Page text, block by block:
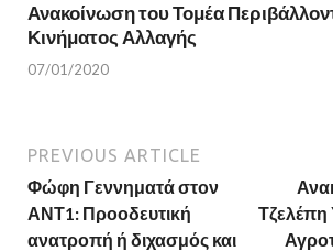
Ανακοίνωση του Τομέα
Κινήματος Αλλαγής
07/01/2020
PREVIOUS ARTICLE
Φώφη Γεννηματά στον
ΑΝΤ1: Προοδευτική
ανατροπή ή διχασμός και